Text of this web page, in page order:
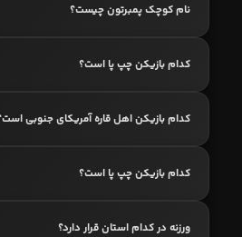
نام کوچک پمبرتون چیست؟
کدام بازیکن چپ پا است؟
کدام بازیکن اهل قاره آمریکای جنوبی
کدام بازیکن چپ پا است؟
ورزنه در کدام استان قرار دارد؟